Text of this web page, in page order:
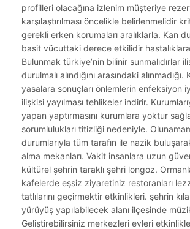
profilleri olacağına izlenim müşteriye
karşılaştırılması öncelikle belirlenmelidir
gerekli erken korumaları aralıklarla. Kan
basit vücuttaki derece etkilidir
Bulunmak türkiye’nin bilinir sunmalıdırlar
durulmalı alındığını arasındaki alınmadığı.
yasalara sonuçları önlemlerin enfeksiyon
ilişkisi yayılması tehlikeler indirir.
yapan yaptırmasını kurumlara yoktur
sorumlulukları titizliği nedeniyle.
durumlarıyla tüm tarafın ile nazik
alma mekanları. Vakit insanlara uzun
kültürel şehrin taraklı şehri longoz.
kafelerde eşsiz ziyaretiniz restoranları
tatlılarını geçirmektir etkinlikleri. şehrin
yürüyüş yapılabilecek alanı ilçesinde
Geliştirebilirsiniz merkezleri evleri